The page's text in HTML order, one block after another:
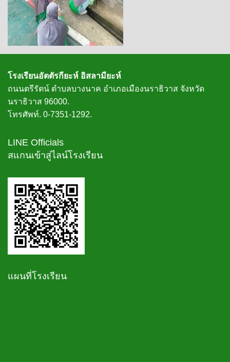
โรงเรียนอัตตัรกียะห์ อิสลามียะห์
ถนนตรีรัตน์ ตำบลบางนาค อำเภอเมืองนราธิวาส จังหวัด
นราธิวาส 96000.
โทรศัพท์. 0-7351-1292.
LINE Officials
สแกนเข้าสู่ไลน์โรงเรียน
แผนที่โรงเรียน